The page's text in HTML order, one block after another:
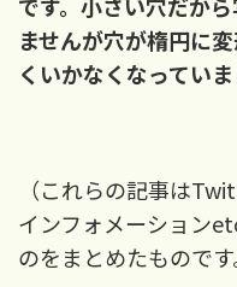
ませんが穴が楕円に
くいかなくなっていま
（これらの記事は
インフォメーション
のをまとめたものです